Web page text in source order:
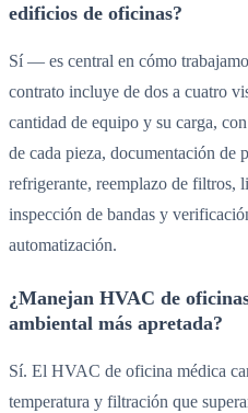
edificios de oficinas?
Sí — es central en cómo
contrato incluye de dos a cuatro
cantidad de equipo y su carga,
de cada pieza, documentación de
refrigerante, reemplazo de filtros,
inspección de bandas y
automatización.
¿Manejan HVAC de
ambiental más apretada?
Sí. El HVAC de oficina médica
temperatura y filtración que